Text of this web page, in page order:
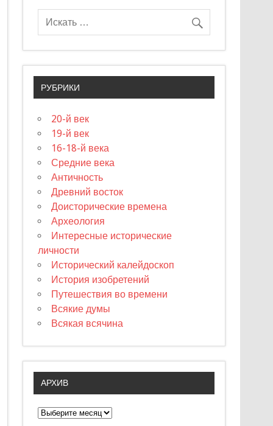
РУБРИКИ
20-й век
19-й век
16-18-й века
Средние века
Античность
Древний восток
Доисторические времена
Археология
Интересные исторические
личности
Исторический калейдоскоп
История изобретений
Путешествия во времени
Всякие думы
Всякая всячина
АРХИВ
А
р